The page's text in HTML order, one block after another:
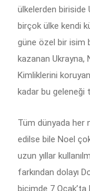
ülkelerden biriside
birçok ülke kendi
güne özel bir isim
kazanan Ukrayna,
Kimliklerini
kadar bu geleneği
Tüm dünyada her
edilse bile Noel
uzun yıllar
farkından dolayı
biçimde 7 Ocak’ta